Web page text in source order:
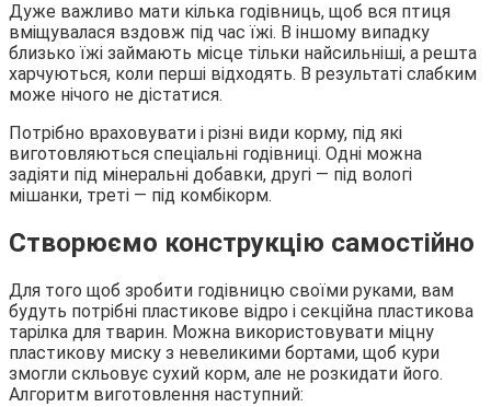
Дуже важливо мати кілька годівниць, щоб вся птиця
вміщувалася вздовж під час їжі. В іншому випадку
близько їжі займають місце тільки найсильніші, а решта
харчуються, коли перші відходять. В результаті слабким
може нічого не дістатися.
Потрібно враховувати і різні види корму, під які
виготовляються спеціальні годівниці. Одні можна
задіяти під мінеральні добавки, другі — під вологі
мішанки, треті — під комбікорм.
Створюємо конструкцію самостійно
Для того щоб зробити годівницю своїми руками, вам
будуть потрібні пластикове відро і секційна пластикова
тарілка для тварин. Можна використовувати міцну
пластикову миску з невеликими бортами, щоб кури
змогли скльовує сухий корм, але не розкидати його.
Алгоритм виготовлення наступний: